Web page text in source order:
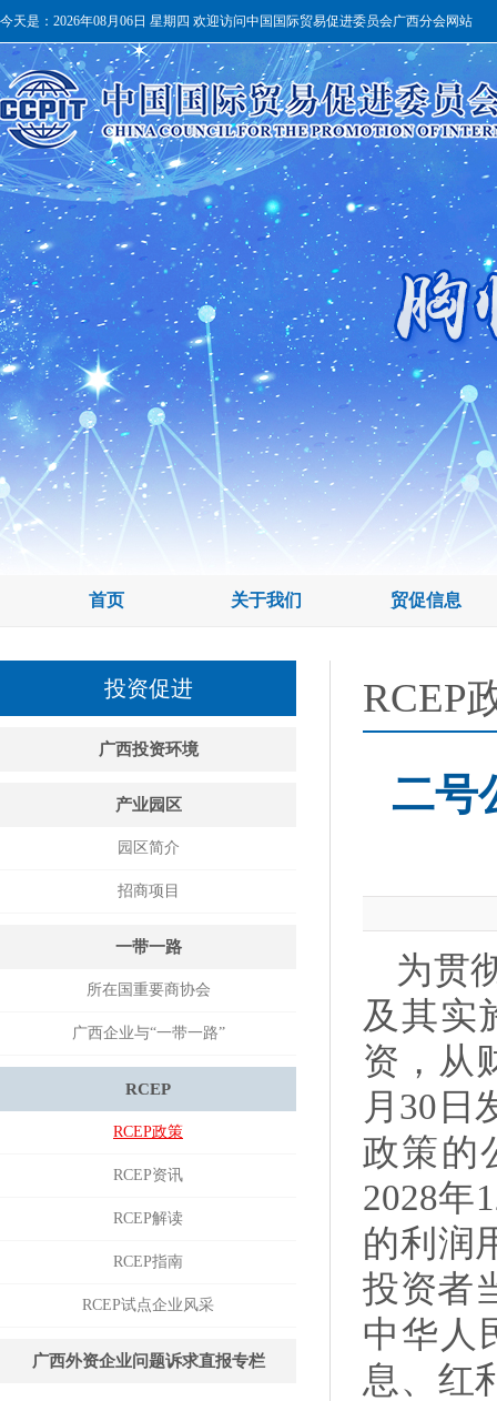
今天是： 2026年08月06日 星期四 欢迎访问中国国际贸易促进委员会广西分会网站
首页 关于我们 贸促信息
投资促进
广西投资环境
产业园区
园区简介
招商项目
一带一路
所在国重要商协会
广西企业与“一带一路”
RCEP
RCEP政策
RCEP资讯
RCEP解读
RCEP指南
RCEP试点企业风采
广西外资企业问题诉求直报专栏
RCEP
二号
为贯
及其实
资，从
月30日
政策的
2028年
的利润
投资者
中华人
息、红